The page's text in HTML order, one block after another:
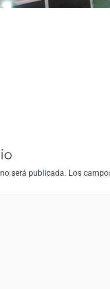
será publicada. Los